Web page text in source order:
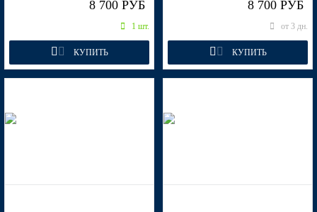
MZH - PHANTOM BLACK, ULTRA BLACK, 팬텀 블랙
(Черный)
8 700 РУБ
1 шт.
КУПИТЬ
8 700 РУБ
от 3 дн.
КУПИТЬ